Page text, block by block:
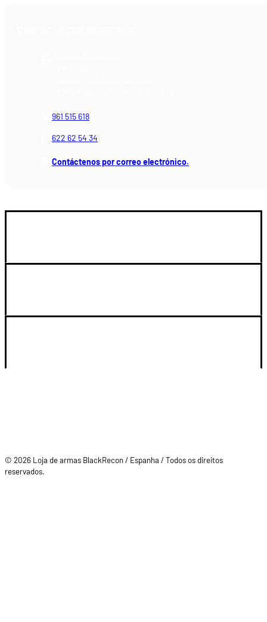
961 515 618
622 62 54 34
Contáctenos por correo electrónico.
© 2026 Loja de armas BlackRecon / Espanha / Todos os direitos
reservados.